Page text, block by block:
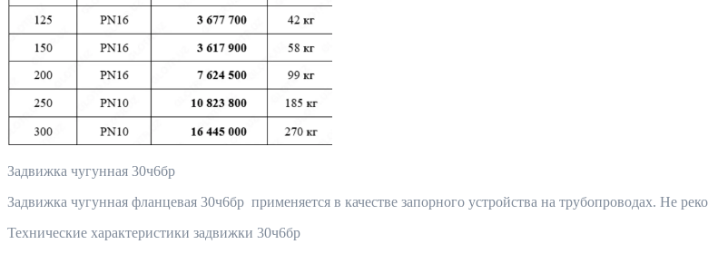
Задвижка чугунная 30ч6бр
Задвижка чугунная фланцевая 30ч6бр применяется в качестве запорного устройства на трубопроводах. Не
Технические характеристики задвижки 30ч6бр